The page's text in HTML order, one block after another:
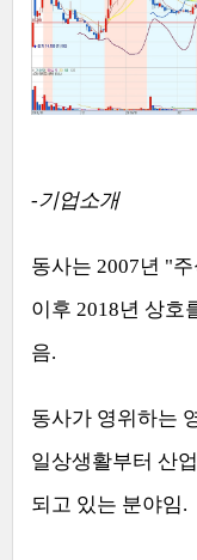
-기업소개
동사는 2007년 "
이후 2018년 상호
음.
동사가 영위하는
일상생활부터 산
되고 있는 분야임.